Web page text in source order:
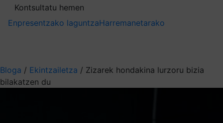
Kontsultatu hemen
Enpresentzako laguntzaHarremanetarako
Bloga / Ekintzailetza / Zizarek hondakina lurzoru bizia
bilakatzen du